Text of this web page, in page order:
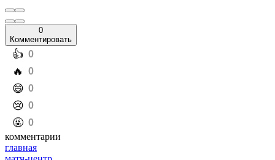
0
Комментировать
️👍 0
️🔥 0
️😄 0
️😢 0
️🤬 0
комментарии
главная